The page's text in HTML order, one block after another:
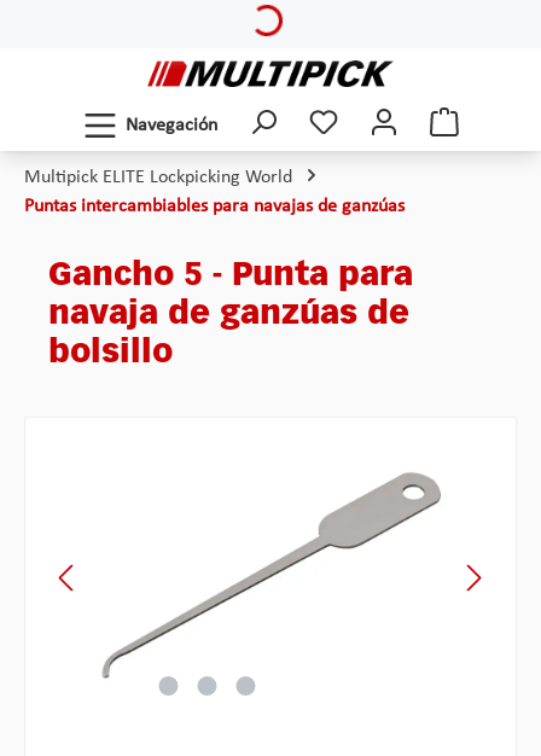
Navegación
Multipick ELITE Lockpicking World
Puntas intercambiables para navajas de ganzúas
Gancho 5 - Punta para
navaja de ganzúas de
bolsillo